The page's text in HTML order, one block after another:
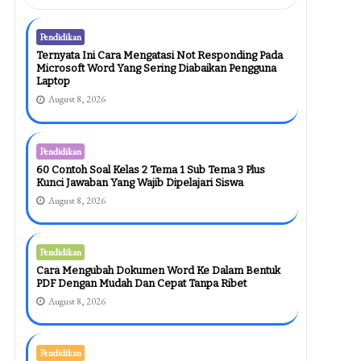
Pendidikan
Ternyata Ini Cara Mengatasi Not Responding Pada
Microsoft Word Yang Sering Diabaikan Pengguna
Laptop
August 8, 2026
Pendidikan
60 Contoh Soal Kelas 2 Tema 1 Sub Tema 3 Plus
Kunci Jawaban Yang Wajib Dipelajari Siswa
August 8, 2026
Pendidikan
Cara Mengubah Dokumen Word Ke Dalam Bentuk
PDF Dengan Mudah Dan Cepat Tanpa Ribet
August 8, 2026
Pendidikan